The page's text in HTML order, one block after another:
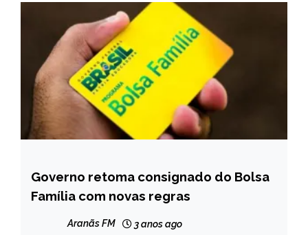
BRASIL
NOTÍCIAS
Governo retoma consignado do Bolsa
Família com novas regras
Aranãs FM 3 anos ago